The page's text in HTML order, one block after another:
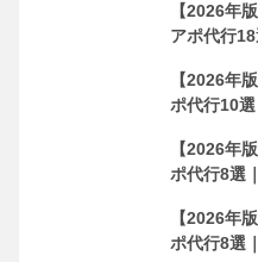
【2026年
アポ代行
【2026年
ポ代行10
【2026年
ポ代行8選
【2026年
ポ代行8選